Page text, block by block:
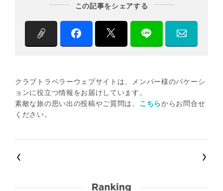
この記事をシェアする
クラブトラベラーウェブサイトは、メンバー様のバケーシ
ョンに役立つ情報をお届けしています。
素敵な旅の思い出の投稿やご質問は、 こちらからお問合せ
ください。